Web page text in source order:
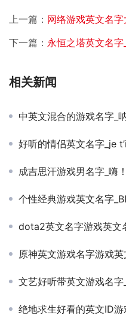
上一篇： 网络游戏英文名字大
下一篇： 永恒之塔英文名字
相关新闻
中英文混合的游戏名字_呐
好听的情侣英文名字_je
成吉思汗游戏男名字_嗨！
个性经典游戏英文名字
dota2英文名字游戏英文
原神英文游戏名字游戏英
文艺好听带英文游戏名字_
绝地求生好看的英文ID游